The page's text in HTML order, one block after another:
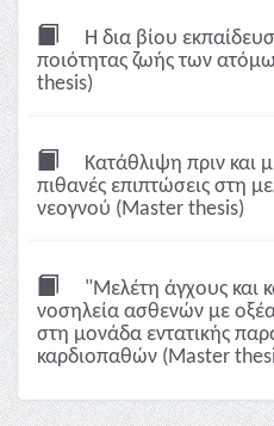
Η δια βίου
ποιότητας ζωής των
thesis)
Κατάθλιψη πριν και
πιθανές επιπτώσεις στη
νεογνού (Master thesis)
"Μελέτη άγχους και
νοσηλεία ασθενών με
στη μονάδα εντατικής
καρδιοπαθών (Master